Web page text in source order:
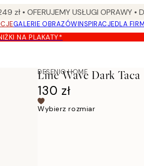
zł • OFERUJEMY USŁUGI OPRAWY
GALERIE OBRAZÓWINSPIRACJEDLA FIRM
NA PLAKATY*
DESENIO HOME
Line Wave Dark Taca
130 zł
Wybierz rozmiar